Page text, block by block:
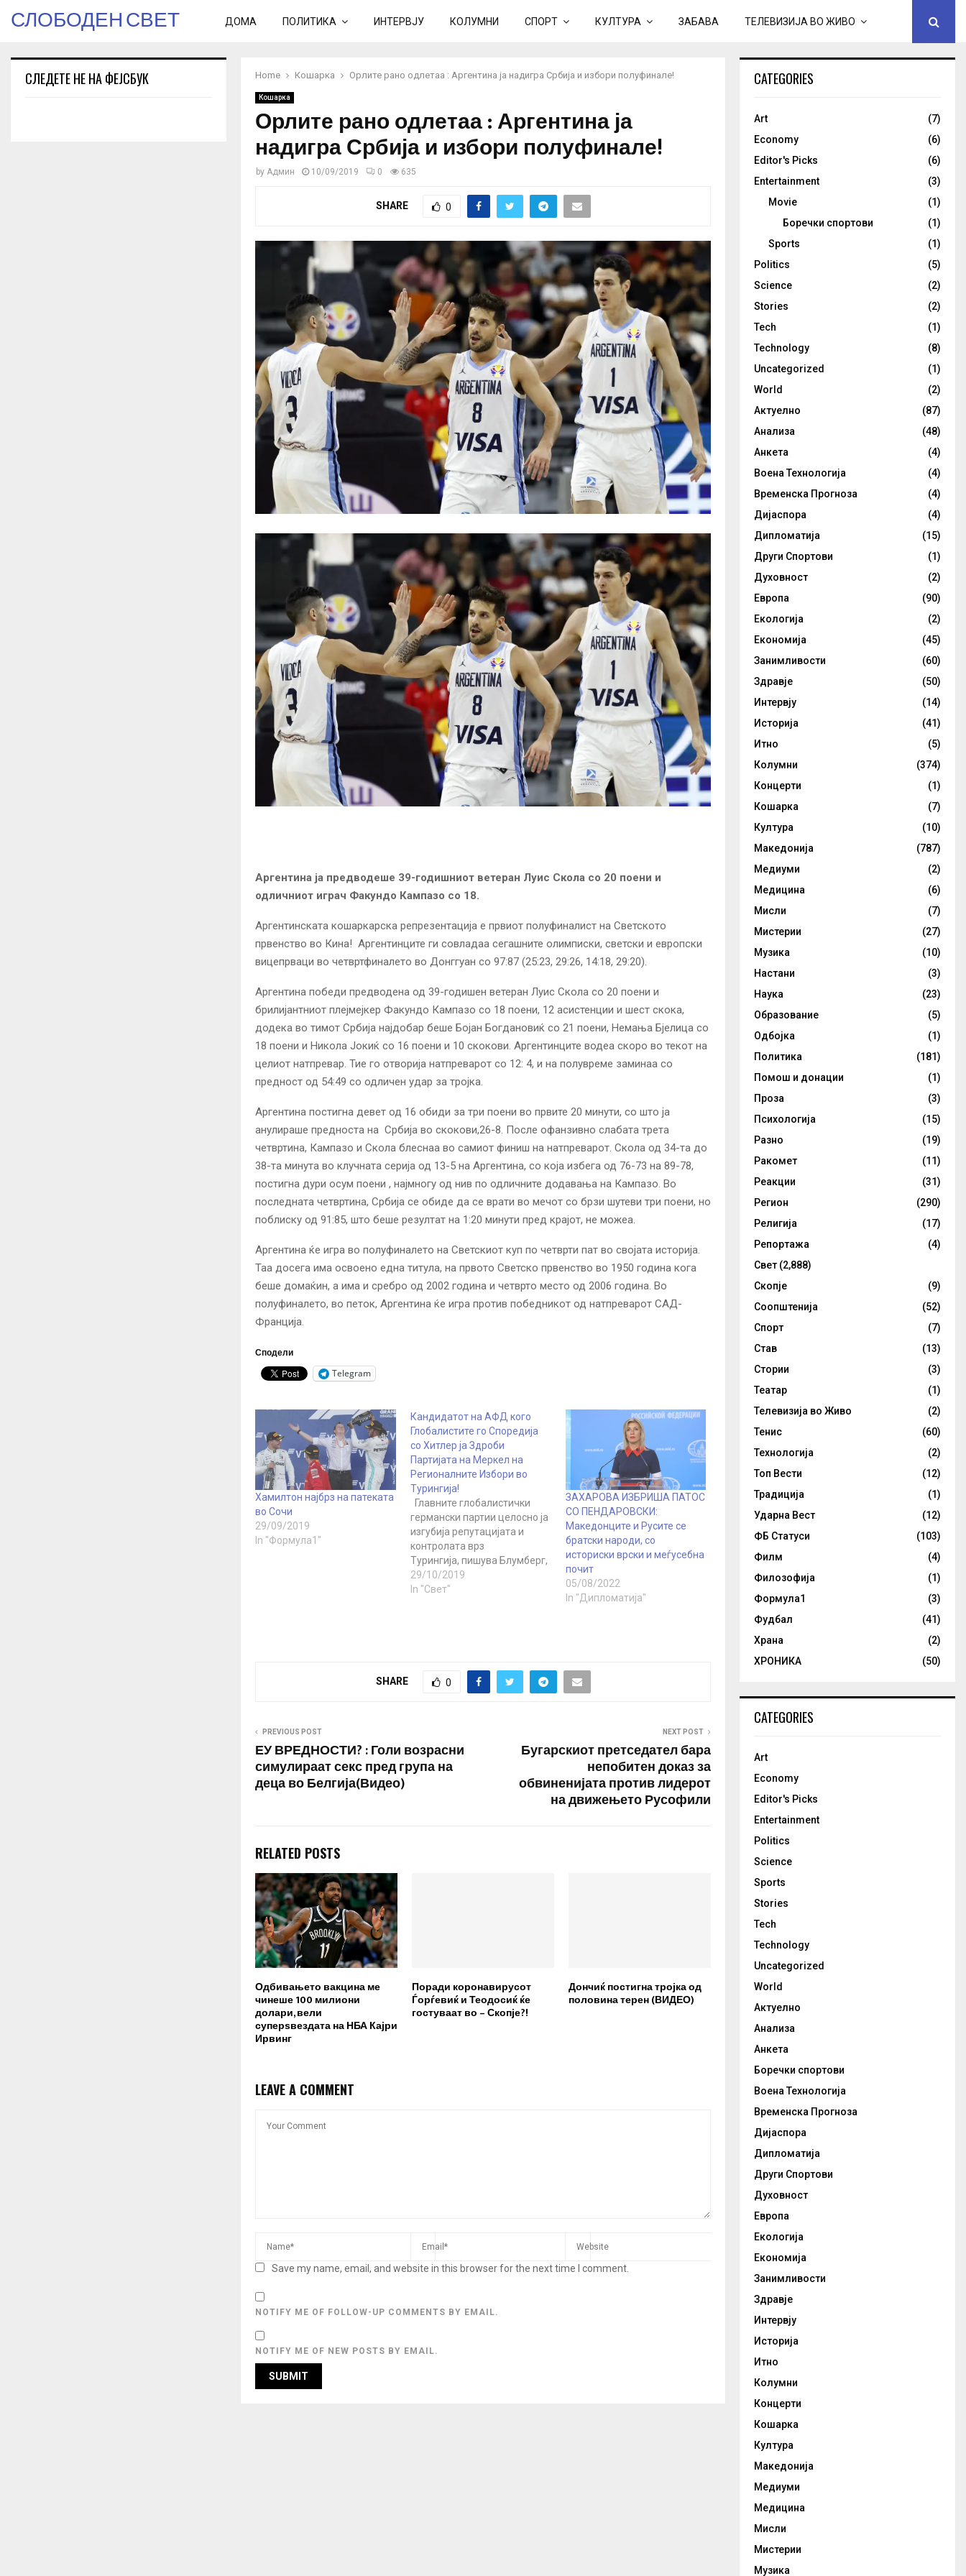
СЛОБОДЕН СВЕТ ДОМА ПОЛИТИКА ИНТЕРВЈУ КОЛУМНИ СПОРТ КУЛТУРА ЗАБАВА ТЕЛЕВИЗИЈА ВО ЖИВО
Home Кошарка Орлите рано одлетаа : Аргентина ја надигра Србија и избори полуфинале!
Кошарка
Орлите рано одлетаа : Аргентина ја
надигра Србија и избори полуфинале!
by Админ 10/09/2019 0 635
SHARE 0
Аргентина ја предводеше 39-годишниот ветеран Луис Скола со 20 поени и
одличниот играч Факундо Кампазо со 18.
Аргентинската кошаркарска репрезентација е првиот полуфиналист на Светското
првенство во Кина! Аргентинците ги совладаа сегашните олимписки, светски и европски
вицепрваци во четвртфиналето во Донггуан со 97:87 (25:23, 29:26, 14:18, 29:20).
Аргентина победи предводена од 39-годишен ветеран Луис Скола со 20 поени и
брилијантниот плејмејкер Факундо Кампазо со 18 поени, 12 асистенции и шест скока,
додека во тимот Србија најдобар беше Бојан Богдановиќ со 21 поени, Немања Бјелица со
18 поени и Никола Јокиќ со 16 поени и 10 скокови. Аргентинците водеа скоро во текот на
целиот натпревар. Тие го отворија натпреварот со 12: 4, и на полувреме заминаа со
предност од 54:49 со одличен удар за тројка.
Аргентина постигна девет од 16 обиди за три поени во првите 20 минути, со што ја
анулираше предноста на Србија во скокови,26-8. После офанзивно слабата трета
четвртина, Кампазо и Скола блеснаа во самиот финиш на натпреварот. Скола од 34-та до
38-та минута во клучната серија од 13-5 на Аргентина, со која избега од 76-73 на 89-78,
постигна дури осум поени , најмногу од нив по одличните додавања на Кампазо. Во
последната четвртина, Србија се обиде да се врати во мечот со брзи шутеви три поени, но
поблиску од 91:85, што беше резултат на 1:20 минути пред крајот, не можеа.
Аргентина ќе игра во полуфиналето на Светскиот куп по четврти пат во својата историја.
Таа досега има освоено една титула, на првото Светско првенство во 1950 година кога
беше домаќин, а има и сребро од 2002 година и четврто место од 2006 година. Во
полуфиналето, во петок, Аргентина ќе игра против победникот од натпреварот САД-
Франција.
Сподели
Telegram
Хамилтон најбрз на патеката
во Сочи
29/09/2019
In "Формула1"
Кандидатот на АФД кого
Глобалистите го Споредија
со Хитлер ја Здроби
Партијата на Меркел на
Регионалните Избори во
Турингија!
Главните глобалистички
германски партии целосно ја
изгубија репутацијата и
контролата врз
Турингија, пишува Блумберг,
а тоа наскоро ќе се повтори
и низ цела Германија, во знак
Германија (АфД) направени
убедлив пробив во
29/10/2019
In "Свет"
ЗАХАРОВА ИЗБРИША ПАТОС
СО ПЕНДАРОВСКИ:
Македонците и Русите се
братски народи, со
историски врски и меѓусебна
почит
05/08/2022
In "Дипломатија"
SHARE 0
PREVIOUS POST
ЕУ ВРЕДНОСТИ? : Голи возрасни
симулираат секс пред група на
деца во Белгија(Видео)
NEXT POST
Бугарскиот претседател бара
непобитен доказ за
обвиненијата против лидерот
на движењето Русофили
RELATED POSTS
Одбивањето вакцина ме
чинеше 100 милиони
долари, вели
суперѕвездата на НБА Кајри
Ирвинг
Поради коронавирусот
Ѓорѓевиќ и Теодосиќ ќе
гостуваат во – Скопје?!
Дончиќ постигна тројка од
половина терен (ВИДЕО)
LEAVE A COMMENT
Save my name, email, and website in this browser for the next time I comment.
NOTIFY ME OF FOLLOW-UP COMMENTS BY EMAIL.
NOTIFY ME OF NEW POSTS BY EMAIL.
СЛЕДЕТЕ НЕ НА ФЕЈСБУК CATEGORIES
Art
(7)
Economy
(6)
Editor's Picks
(6)
Entertainment
(3)
Movie
(1)
Боречки спортови
(1)
Sports
(1)
Politics
(5)
Science
(2)
Stories
(2)
Tech
(1)
Technology
(8)
Uncategorized
(1)
World
(2)
Актуелно
(87)
Анализа
(48)
Анкета
(4)
Воена Технологија
(4)
Временска Прогноза
(4)
Дијаспора
(4)
Дипломатија
(15)
Други Спортови
(1)
Духовност
(2)
Европа
(90)
Екологија
(2)
Економија
(45)
Занимливости
(60)
Здравје
(50)
Интервју
(14)
Историја
(41)
Итно
(5)
Колумни
(374)
Концерти
(1)
Кошарка
(7)
Култура
(10)
Македонија
(787)
Медиуми
(2)
Медицина
(6)
Мисли
(7)
Мистерии
(27)
Музика
(10)
Настани
(3)
Наука
(23)
Образование
(5)
Одбојка
(1)
Политика
(181)
Помош и донации
(1)
Проза
(3)
Психологија
(15)
Разно
(19)
Ракомет
(11)
Реакции
(31)
Регион
(290)
Религија
(17)
Репортажа
(4)
Свет (2,888)
Скопје
(9)
Соопштенија
(52)
Спорт
(7)
Став
(13)
Стории
(3)
Театар
(1)
Телевизија во Живо
(2)
Тенис
(60)
Технологија
(2)
Топ Вести
(12)
Традиција
(1)
Ударна Вест
(12)
ФБ Статуси
(103)
Филм
(4)
Филозофија
(1)
Формула1
(3)
Фудбал
(41)
Храна
(2)
ХРОНИКА
(50)
CATEGORIES
Art
Economy
Editor's Picks
Entertainment
Politics
Science
Sports
Stories
Tech
Technology
Uncategorized
World
Актуелно
Анализа
Анкета
Боречки спортови
Воена Технологија
Временска Прогноза
Дијаспора
Дипломатија
Други Спортови
Духовност
Европа
Екологија
Економија
Занимливости
Здравје
Интервју
Историја
Итно
Колумни
Концерти
Кошарка
Култура
Македонија
Медиуми
Медицина
Мисли
Мистерии
Музика